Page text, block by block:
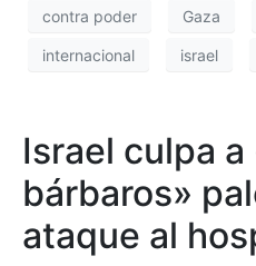
contra poder Gaza
internacional israel
Israel culpa
bárbaros»
ataque al